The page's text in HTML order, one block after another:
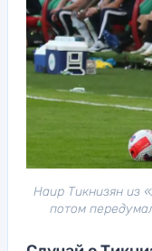
Наир Тикнизян из
потом